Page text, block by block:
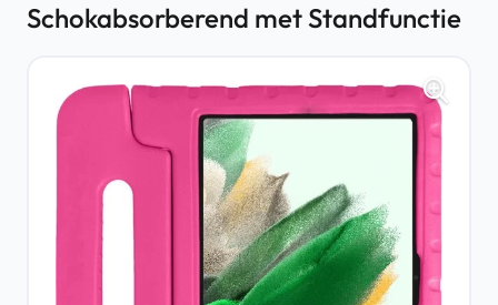
Schokabsorberend met Standfunctie